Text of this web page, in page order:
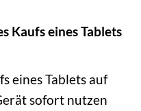
Kaufs eines Tablets
eines Tablets auf
sofort nutzen